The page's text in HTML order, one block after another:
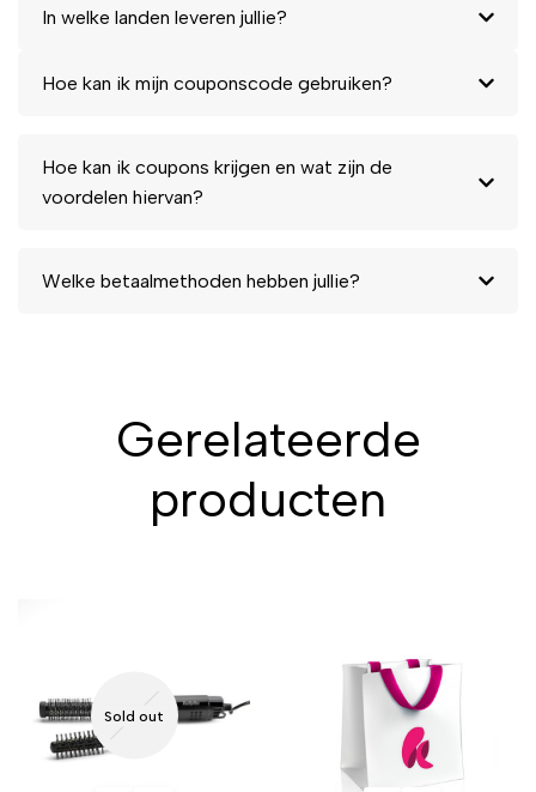
In welke landen leveren jullie?
Hoe kan ik mijn couponscode gebruiken?
Hoe kan ik coupons krijgen en wat zijn de
voordelen hiervan?
Welke betaalmethoden hebben jullie?
Gerelateerde
producten
Sold out